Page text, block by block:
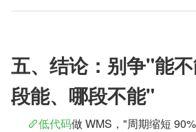
五、结论：别争"能
段能、哪段不能"
低代码做 WMS，"周期缩短